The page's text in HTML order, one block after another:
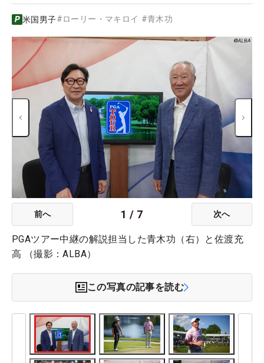
米国男子#ローリー・マキロイ #青木功
前へ 1 / 7 次へ
PGAツアー中継の解説担当した青木功（右）と佐渡充
高 （撮影：ALBA）
この写真の記事を読む